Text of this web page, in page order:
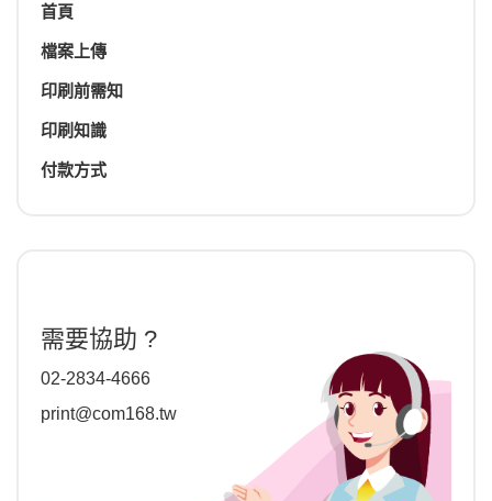
首頁
檔案上傳
印刷前需知
印刷知識
付款方式
需要協助 ?
02-2834-4666
print@com168.tw